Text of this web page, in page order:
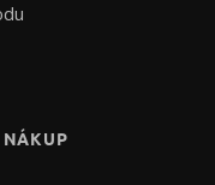
NÁKUP